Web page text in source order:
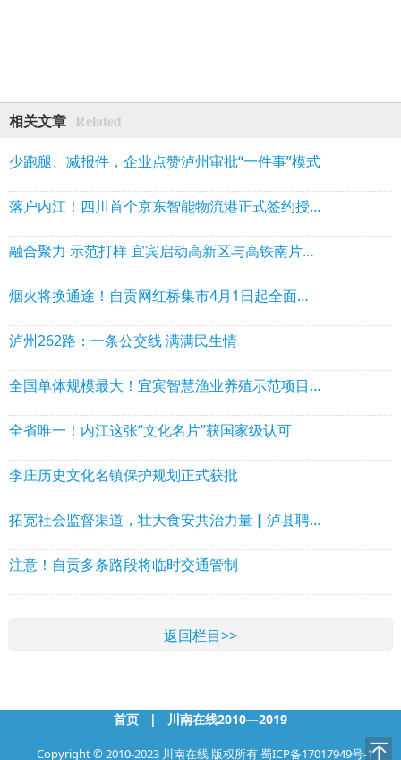
相关文章 Related
少跑腿、减报件，企业点赞泸州审批“一件事”模式
落户内江！四川首个京东智能物流港正式签约授牌
融合聚力 示范打样 宜宾启动高新区与高铁南片区融合发展
烟火将换通途！自贡网红桥集市4月1日起全面撤除
泸州262路：一条公交线 满满民生情
全国单体规模最大！宜宾智慧渔业养殖示范项目开工
全省唯一！内江这张“文化名片”获国家级认可
李庄历史文化名镇保护规划正式获批
拓宽社会监督渠道，壮大食安共治力量┃泸县聘任8名社会人士担任网络餐饮食品安全观察员
注意！自贡多条路段将临时交通管制
返回栏目>>
首页 | 川南在线2010—2019
Copyright © 2010-2023 川南在线 版权所有蜀ICP备17017949号-1